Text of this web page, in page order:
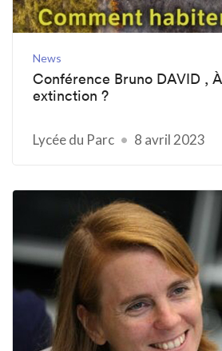
News
Conférence Bruno DAVID ,
extinction ?
Lycée du Parc 8 avril 2023